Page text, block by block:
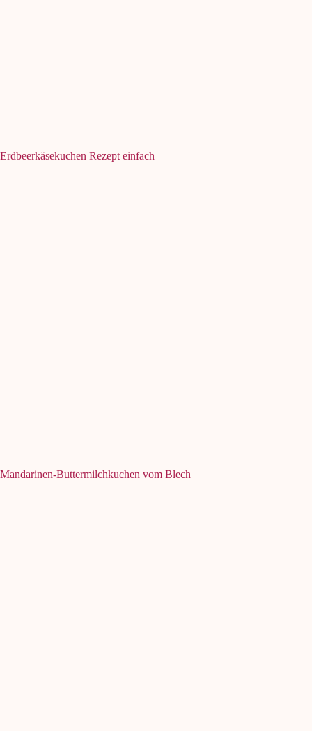
Erdbeerkäsekuchen Rezept einfach
Mandarinen-Buttermilchkuchen vom Blech